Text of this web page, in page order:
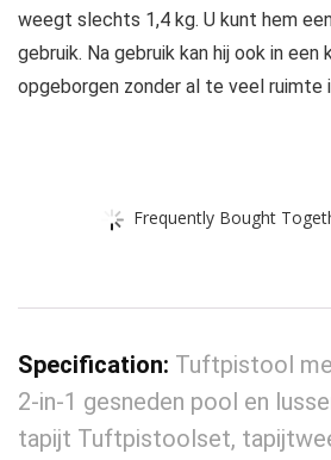
weegt slechts 1,4 kg. U kunt hem
gebruik. Na gebruik kan hij ook in
opgeborgen zonder al te veel ruimte
Frequently Bought
Specification: Tuftpistool
2-in-1 gesneden pool en
tapijt Tuftpistoolset,